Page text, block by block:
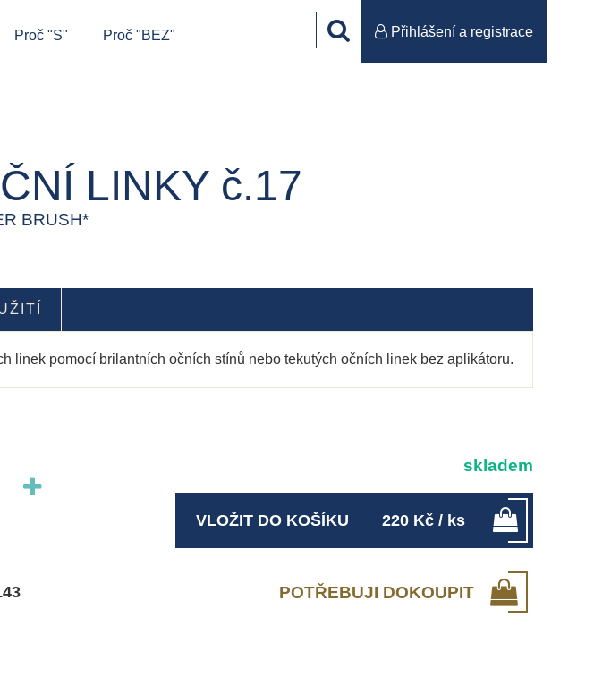
Proč "S" Proč "BEZ" Přihlášení a registrace
LINKY č.17
BRUSH*
linek pomocí brilantních očních stínů nebo tekutých očních linek bez aplikátoru.
POTŘEBUJI DOKOUPIT
skladem
VLOŽIT DO KOŠÍKU 220 Kč / ks